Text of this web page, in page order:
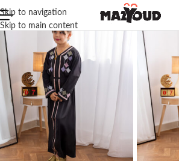
Skip to navigation
Skip to main content